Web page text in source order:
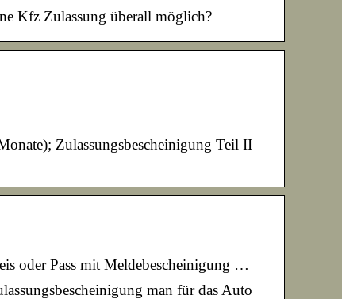
Kfz Zulassung überall möglich?
Zulassungsbescheinigung Teil II
oder Pass mit Meldebescheinigung …
man für das Auto